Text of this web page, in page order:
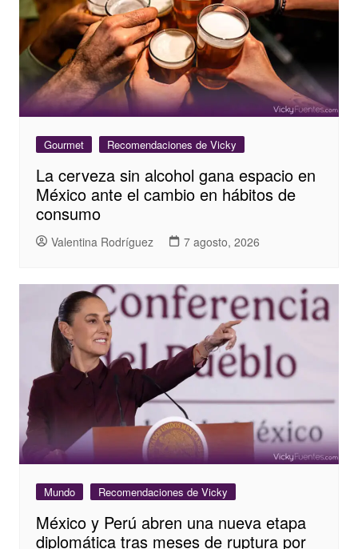
Gourmet Recomendaciones de Vicky
La cerveza sin alcohol gana espacio en
México ante el cambio en hábitos de
consumo
Valentina Rodríguez 7 agosto, 2026
Mundo Recomendaciones de Vicky
México y Perú abren una nueva etapa
diplomática tras meses de ruptura por